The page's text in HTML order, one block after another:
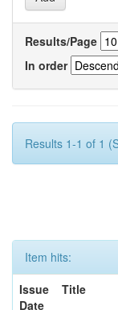
Results/Page
In order
Results 1-1 of 1
Item hits:
Issue
Date
Title